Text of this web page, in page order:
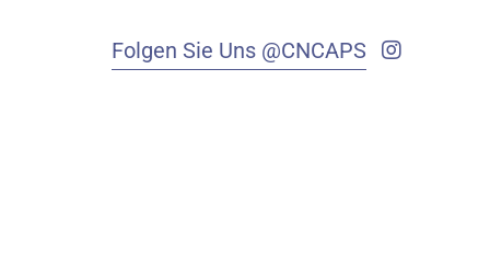
Folgen Sie Uns @CNCAPS